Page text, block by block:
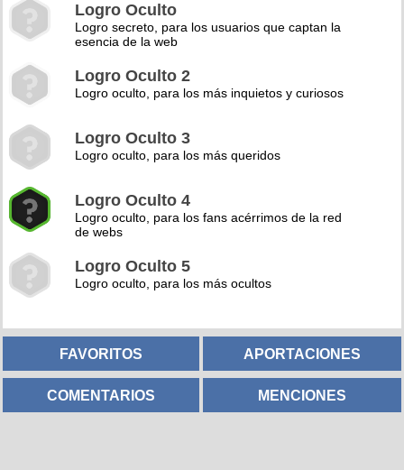
Logro Oculto
Logro secreto, para los usuarios que captan la
esencia de la web
Logro Oculto 2
Logro oculto, para los más inquietos y curiosos
Logro Oculto 3
Logro oculto, para los más queridos
Logro Oculto 4
Logro oculto, para los fans acérrimos de la red
de webs
Logro Oculto 5
Logro oculto, para los más ocultos
FAVORITOS APORTACIONES
COMENTARIOS MENCIONES